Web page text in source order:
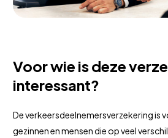
Voor wie is deze
interessant?
De verkeersdeelnemersverzekering is
gezinnen en mensen die op veel